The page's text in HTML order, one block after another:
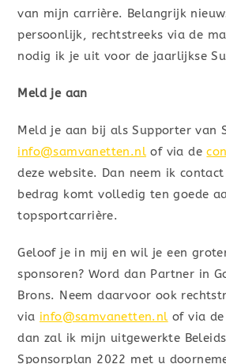
van mijn carrière. Belangrijk
persoonlijk, rechtstreeks via de
nodig ik je uit voor de jaarlijkse
Meld je aan
Meld je aan bij als Supporter van
info@samvanetten.nl of via de
deze website. Dan neem ik
bedrag komt volledig ten goede
topsportcarrière.
Geloof je in mij en wil je een
sponsoren? Word dan Partner in
Brons. Neem daarvoor ook
via info@samvanetten.nl of via
dan zal ik mijn uitgewerkte
Sponsorplan 2022 met u